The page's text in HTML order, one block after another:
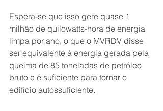
Espera-se que isso gere quase 1
milhão de quilowatts-hora de energia
limpa por ano, o que o MVRDV disse
ser equivalente à energia gerada pela
queima de 85 toneladas de petróleo
bruto e é suficiente para tornar o
edifício autossuficiente.